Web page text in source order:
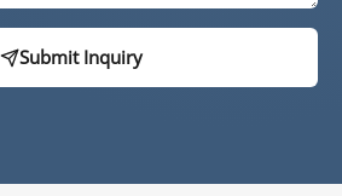
Submit Inquiry